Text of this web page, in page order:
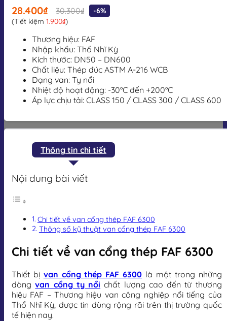
28.400₫ 30.300₫
-6%
(Tiết kiệm 1.900₫)
Thương hiệu: FAF
Nhập khẩu: Thổ Nhĩ Kỳ
Kích thước: DN50 – DN600
Chất liệu: Thép đúc ASTM A-216 WCB
Dạng van: Ty nổi
Nhiệt độ hoạt động: -30°C đến +200°C
Áp lực chịu tải: CLASS 150 / CLASS 300 / CLASS 600
Thông tin chi tiết
Nội dung bài viết
Chi tiết về van cổng thép FAF 6300
Thông số kỹ thuật van cổng thép FAF 6300
Chi tiết về van cổng thép FAF 6300
Thiết bị van cổng thép FAF 6300 là một trong những
dòngvan cổng ty nổi chất lượng cao đến từ thương
hiệu FAF – Thương hiệu van công nghiệp nổi tiếng của
Thổ Nhĩ Kỳ, được tin dùng rộng rãi trên thị trường quốc
tế hiện nay.